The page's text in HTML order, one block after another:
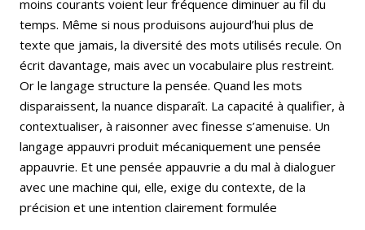
moins courants voient leur fréquence diminuer au fil du
temps. Même si nous produisons aujourd’hui plus de
texte que jamais, la diversité des mots utilisés recule. On
écrit davantage, mais avec un vocabulaire plus restreint.
Or le langage structure la pensée. Quand les mots
disparaissent, la nuance disparaît. La capacité à qualifier, à
contextualiser, à raisonner avec finesse s’amenuise. Un
langage appauvri produit mécaniquement une pensée
appauvrie. Et une pensée appauvrie a du mal à dialoguer
avec une machine qui, elle, exige du contexte, de la
précision et une intention clairement formulée